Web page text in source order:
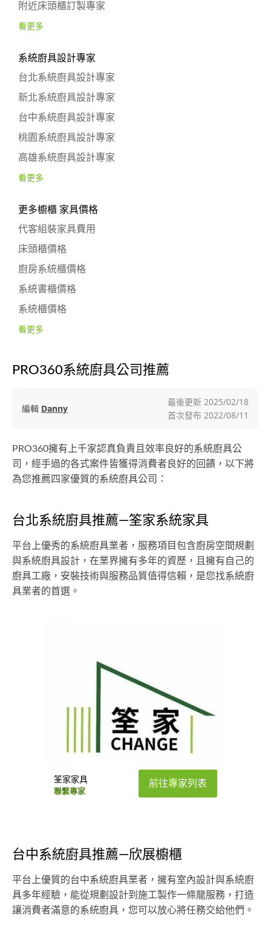
附近床頭櫃訂製專家
看更多
系統廚具設計專家
台北系統廚具設計專家
新北系統廚具設計專家
台中系統廚具設計專家
桃園系統廚具設計專家
高雄系統廚具設計專家
看更多
更多櫥櫃 家具價格
代客組裝家具費用
床頭櫃價格
廚房系統櫃價格
系統書櫃價格
系統櫃價格
看更多
PRO360系統廚具公司推薦
編輯 Danny
最後更新 2025/02/18
首次發布 2022/08/11
PRO360擁有上千家認真負責且效率良好的系統廚具公
司，經手過的各式案件皆獲得消費者良好的回饋，以下將
為您推薦四家優質的系統廚具公司：
台北系統廚具推薦—筌家系統家具
平台上優秀的系統廚具業者，服務項目包含廚房空間規劃
與系統廚具設計，在業界擁有多年的資歷，且擁有自己的
廚具工廠，安裝技術與服務品質值得信賴，是您找系統廚
具業者的首選。
筌家家具
聯繫專家
前往專家列表
台中系統廚具推薦—欣展櫥櫃
平台上優質的台中系統廚具業者，擁有室內設計與系統廚
具多年經驗，能從規劃設計到施工製作一條龍服務，打造
讓消費者滿意的系統廚具，您可以放心將任務交給他們。